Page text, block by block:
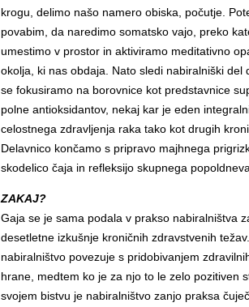
krogu, delimo našo namero obiska, počutje.
povabim, da naredimo somatsko vajo, preko
umestimo v prostor in aktiviramo meditativno
okolja, ki nas obdaja. Nato sledi nabiralniški del
se fokusiramo na borovnice kot predstavnice
polne antioksidantov, nekaj kar je eden
celostnega zdravljenja raka tako kot drugih
Delavnico končamo s pripravo majhnega
skodelico čaja in refleksijo skupnega popoldneva.
ZAKAJ?
Gaja se je sama podala v prakso nabiralništva
desetletne izkušnje kroničnih zdravstvenih
nabiralništvo povezuje s pridobivanjem
hrane, medtem ko je za njo to le zelo pozitiven
svojem bistvu je nabiralništvo zanjo praksa